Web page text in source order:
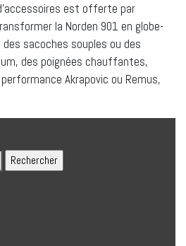
est offerte par
la Norden 901 en globe-
sacoches souples ou des
des poignées chauffantes,
Akrapovic ou Remus,